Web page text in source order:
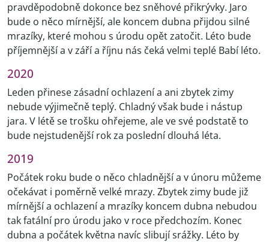
pravděpodobně dokonce bez sněhové přikrývky. Jaro
bude o něco mírnější, ale koncem dubna přijdou silné
mrazíky, které mohou s úrodu opět zatočit. Léto bude
příjemnější a v září a říjnu nás čeká velmi teplé Babí léto.
2020
Leden přinese zásadní ochlazení a ani zbytek zimy
nebude výjimečně teplý. Chladný však bude i nástup
jara. V létě se trošku ohřejeme, ale ve své podstatě to
bude nejstudenější rok za poslední dlouhá léta.
2019
Počátek roku bude o něco chladnější a v únoru můžeme
očekávat i poměrně velké mrazy. Zbytek zimy bude již
mírnější a ochlazení a mrazíky koncem dubna nebudou
tak fatální pro úrodu jako v roce předchozím. Konec
dubna a počátek května navíc slibují srážky. Léto by